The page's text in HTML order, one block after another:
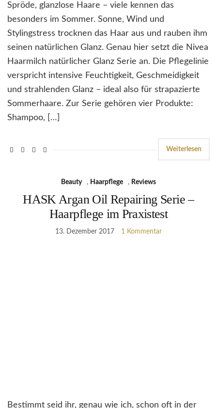
Spröde, glanzlose Haare – viele kennen das
besonders im Sommer. Sonne, Wind und
Stylingstress trocknen das Haar aus und rauben ihm
seinen natürlichen Glanz. Genau hier setzt die Nivea
Haarmilch natürlicher Glanz Serie an. Die Pflegelinie
verspricht intensive Feuchtigkeit, Geschmeidigkeit
und strahlenden Glanz – ideal also für strapazierte
Sommerhaare. Zur Serie gehören vier Produkte:
Shampoo, […]
Weiterlesen
Beauty , Haarpflege , Reviews
HASK Argan Oil Repairing Serie –
Haarpflege im Praxistest
13. Dezember 2017 1 Kommentar
Bestimmt seid ihr, genau wie ich, schon oft in der